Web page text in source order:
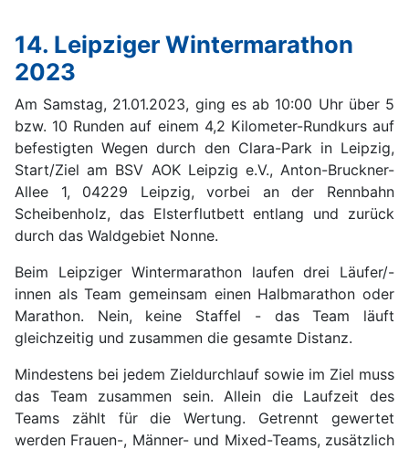
14. Leipziger Wintermarathon
2023
Am Samstag, 21.01.2023, ging es ab 10:00 Uhr über 5
bzw. 10 Runden auf einem 4,2 Kilometer-Rundkurs auf
befestigten Wegen durch den Clara-Park in Leipzig,
Start/Ziel am BSV AOK Leipzig e.V., Anton-Bruckner-
Allee 1, 04229 Leipzig, vorbei an der Rennbahn
Scheibenholz, das Elsterflutbett entlang und zurück
durch das Waldgebiet Nonne.
Beim Leipziger Wintermarathon laufen drei Läufer/-
innen als Team gemeinsam einen Halbmarathon oder
Marathon. Nein, keine Staffel - das Team läuft
gleichzeitig und zusammen die gesamte Distanz.
Mindestens bei jedem Zieldurchlauf sowie im Ziel muss
das Team zusammen sein. Allein die Laufzeit des
Teams zählt für die Wertung. Getrennt gewertet
werden Frauen-, Männer- und Mixed-Teams, zusätzlich